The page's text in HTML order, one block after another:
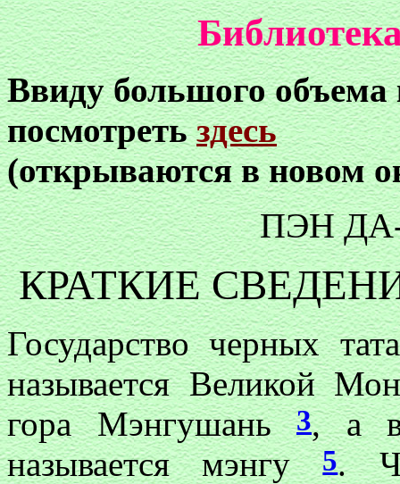
Ввиду большого
посмотреть здесь
(открываются в новом
ПЭН
КРАТКИЕ
Государство черных
называется Великой
гора Мэнгушань3, а в
называется мэнгу5.